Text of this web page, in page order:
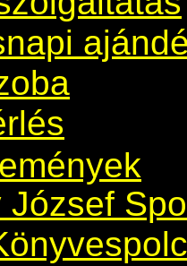
József